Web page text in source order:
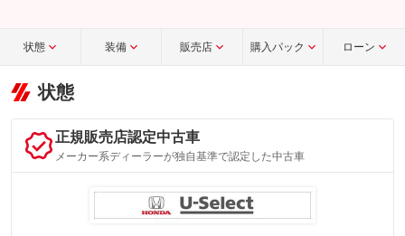
状態 装備 販売店 購入パック ローン
状態
正規販売店認定中古車
メーカー系ディーラーが独自基準で認定した中古車